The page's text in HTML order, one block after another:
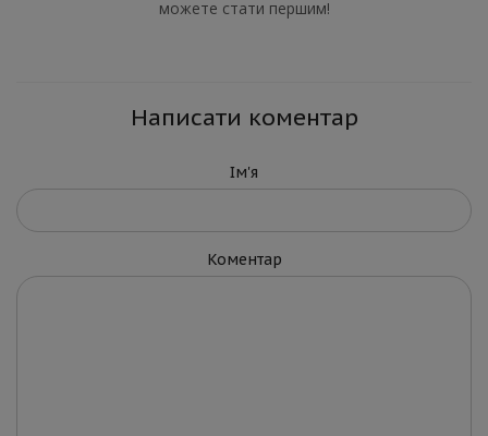
можете стати першим!
Написати коментар
Ім'я
Коментар